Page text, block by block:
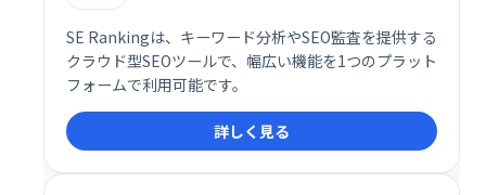
SE Rankingは、キーワード分析やSEO監査を提供する
クラウド型SEOツールで、幅広い機能を1つのプラット
フォームで利用可能です。
詳しく見る